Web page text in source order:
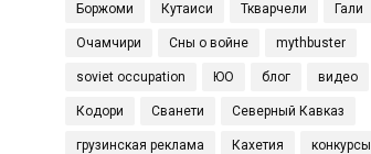
Боржоми Кутаиси Ткварчели Гали
Очамчири Сны о войне mythbuster
soviet occupation ЮО блог видео
Кодори Сванети Северный Кавказ
грузинская реклама Кахетия конкурсы